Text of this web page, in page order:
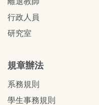
行政人員
研究室
規章辦法
系務規則
學生事務規則